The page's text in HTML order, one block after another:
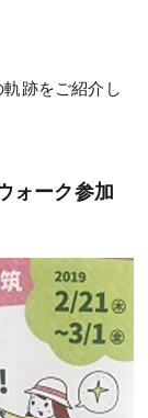
跡をご紹介し
ーク参加